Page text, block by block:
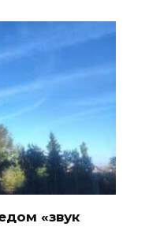
«звук